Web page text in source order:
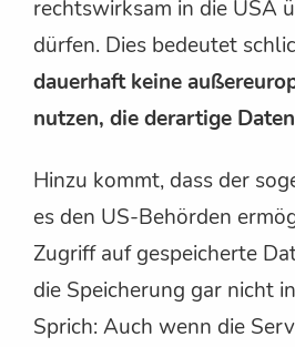
rechtswirksam in die USA
dürfen. Dies bedeutet
dauerhaft keine
nutzen, die derartige
Hinzu kommt, dass der
es den US-Behörden
Zugriff auf gespeicherte
die Speicherung gar nicht
Sprich: Auch wenn die